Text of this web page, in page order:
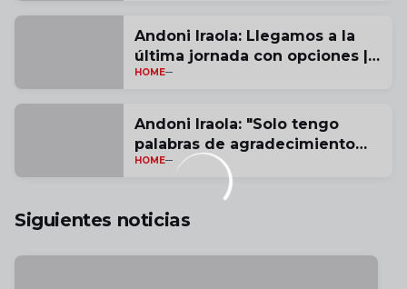
Andoni Iraola: Llegamos a la
última jornada con opciones |
vídeo
HOME
Andoni Iraola: "Solo tengo
palabras de agradecimiento
por estas tres temporadas" |
HOME
Siguientes noticias